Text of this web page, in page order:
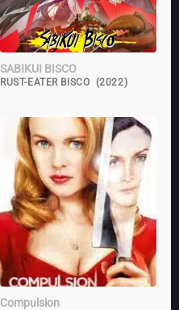
SABIKUI BISCO
RUST-EATER BISCO (2022)
Compulsion